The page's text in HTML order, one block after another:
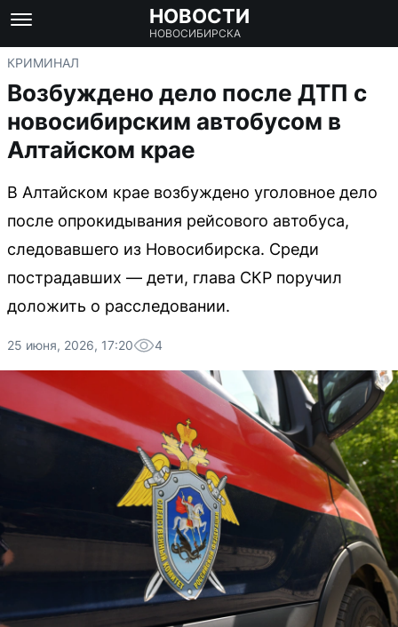
НОВОСТИ
НОВОСИБИРСКА
КРИМИНАЛ
Возбуждено дело после ДТП с
новосибирским автобусом в
Алтайском крае
В Алтайском крае возбуждено уголовное дело
после опрокидывания рейсового автобуса,
следовавшего из Новосибирска. Среди
пострадавших — дети, глава СКР поручил
доложить о расследовании.
25 июня, 2026, 17:20 4